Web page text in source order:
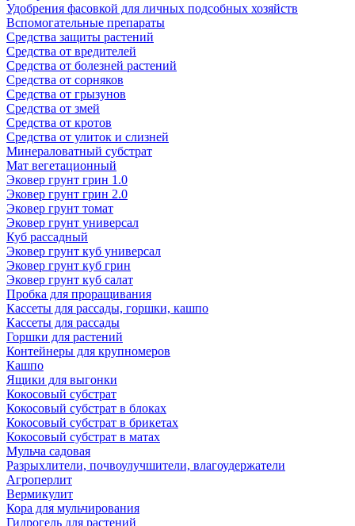
Удобрения фасовкой для личных подсобных хозяйств
Вспомогательные препараты
Средства защиты растений
Средства от вредителей
Средства от болезней растений
Средства от сорняков
Средства от грызунов
Средства от змей
Средства от кротов
Средства от улиток и слизней
Минераловатный субстрат
Мат вегетационный
Эковер грунт грин 1.0
Эковер грунт грин 2.0
Эковер грунт томат
Эковер грунт универсал
Куб рассадный
Эковер грунт куб универсал
Эковер грунт куб грин
Эковер грунт куб салат
Пробка для проращивания
Кассеты для рассады, горшки, кашпо
Кассеты для рассады
Горшки для растений
Контейнеры для крупномеров
Кашпо
Ящики для выгонки
Кокосовый субстрат
Кокосовый субстрат в блоках
Кокосовый субстрат в брикетах
Кокосовый субстрат в матах
Мульча садовая
Разрыхлители, почвоулучшители, влагоудержатели
Агроперлит
Вермикулит
Кора для мульчирования
Гидрогель для растений